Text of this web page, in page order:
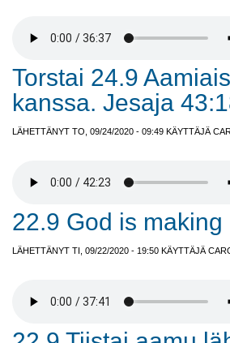
Torstai 24.9
kanssa. Jesaja
LÄHETTÄNYT TO, 09/24/2020 - 09:49 KÄYTTÄJÄ
22.9 God is
LÄHETTÄNYT TI, 09/22/2020 - 19:50 KÄYTTÄJÄ